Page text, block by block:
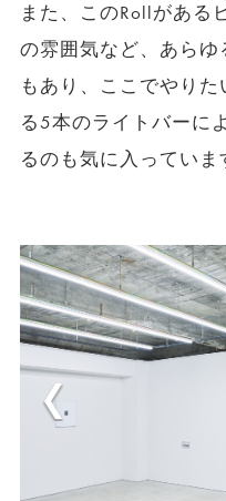
また、このRollがある
の雰囲気など、あらゆ
もあり、ここでやり
る5本のライトバーに
るのも気に入っていま